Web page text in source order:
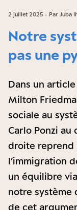
2 juillet 2025 - Par Juba
Notre
pas une
Dans un
Milton
sociale au
Carlo Ponzi au
droite reprend
l’immigration
un équilibre
notre système
de cet